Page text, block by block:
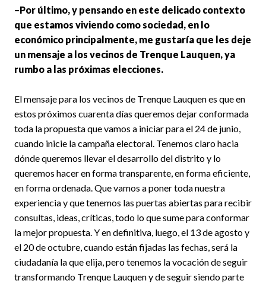
–Por último, y pensando en este delicado contexto
que estamos viviendo como sociedad, en lo
económico principalmente, me gustaría que les deje
un mensaje a los vecinos de Trenque Lauquen, ya
rumbo a las próximas elecciones.
El mensaje para los vecinos de Trenque Lauquen es que en
estos próximos cuarenta días queremos dejar conformada
toda la propuesta que vamos a iniciar para el 24 de junio,
cuando inicie la campaña electoral. Tenemos claro hacia
dónde queremos llevar el desarrollo del distrito y lo
queremos hacer en forma transparente, en forma eficiente,
en forma ordenada. Que vamos a poner toda nuestra
experiencia y que tenemos las puertas abiertas para recibir
consultas, ideas, críticas, todo lo que sume para conformar
la mejor propuesta. Y en definitiva, luego, el 13 de agosto y
el 20 de octubre, cuando están fijadas las fechas, será la
ciudadanía la que elija, pero tenemos la vocación de seguir
transformando Trenque Lauquen y de seguir siendo parte